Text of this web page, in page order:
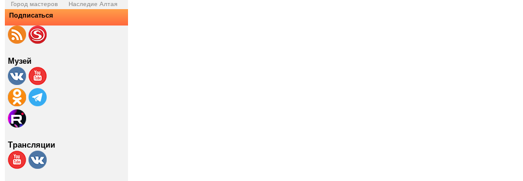
Город мастеров Наследие Алтая
Подписаться
Музей
Трансляции